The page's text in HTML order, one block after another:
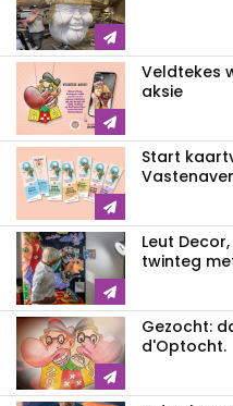
Veldtekes
aksie
Start
Leut
twinteg
Gezocht:
d'Optocht.